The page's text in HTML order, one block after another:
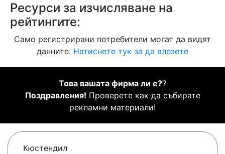
Ресурси за изчисляване на
рейтингите:
Само регистрирани потребители могат да видят
данните. Натиснете тук за да влезете
Това вашата фирма ли е??
Поздравления! Проверете как да събирате
рекламни материали!
Кюстендил